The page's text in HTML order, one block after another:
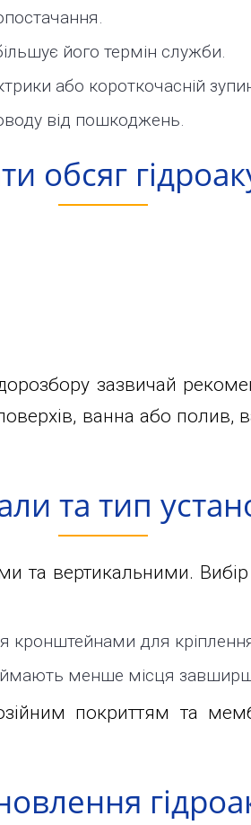
його термін служби.
або короткочасній
від пошкоджень.
обсяг
зазвичай
ванна або полив,
та тип
та вертикальними.
кронштейнами для
менше місця
покриттям та